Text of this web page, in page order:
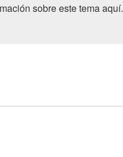
sobre este tema aquí.